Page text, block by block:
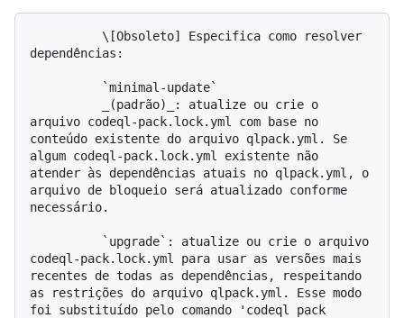
dependências:
arquivo codeql-pack.lock.yml com base no
conteúdo existente do arquivo qlpack.yml. Se
algum codeql-pack.lock.yml existente não
atender às dependências atuais no qlpack.yml, o
arquivo de bloqueio será atualizado conforme
necessário.
codeql-pack.lock.yml para usar as versões mais
recentes de todas as dependências, respeitando
as restrições do arquivo qlpack.yml. Esse modo
foi substituído pelo comando 'codeql pack